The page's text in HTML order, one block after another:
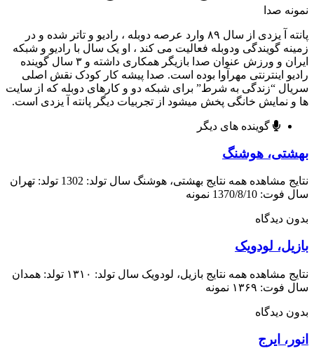
صدا
پانته آ یزدی از سال ۸۹ وارد عرصه دوبله ، رادیو و تاتر شده و در
گویندگی ودوبله فعالیت می کند ، او یک سال با رادیو و شبکه
ایران و ورزش عنوان صدا بازیگر همکاری داشته و ۳ سال گوینده
اینترنتی مهرآوا بوده است. صدا پیشه کار کودک نقش اصلی
“زندگی به شرط” برای شبکه دو و کارهای دوبله که از سایت
نمایش خانگی پخش میشود از تجربیات دیگر پانته آ یزدی است.
گوینده های دیگر
هوشنگ
نتایج مشاهده همه نتایج بهشتی، هوشنگ سال تولد: 1302 تولد: تهران
8/10 نمونه
دیدگاه
لودویک
نتایج مشاهده همه نتایج بازیل، لودویک سال تولد: ۱۳۱۰ تولد: همدان
۱۳۶۹ نمونه
دیدگاه
ایرج